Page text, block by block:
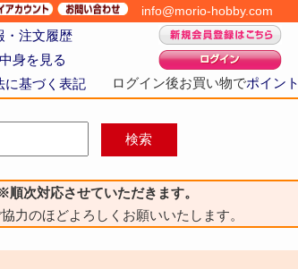
info@morio-hobby.com
・注文履歴
ログイン後お買い物でポイント
身を見る
に基づく表記
順次対応させていただきます。
力のほどよろしくお願いいたします。